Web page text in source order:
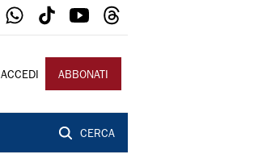
ACCEDI ABBONATI
CERCA